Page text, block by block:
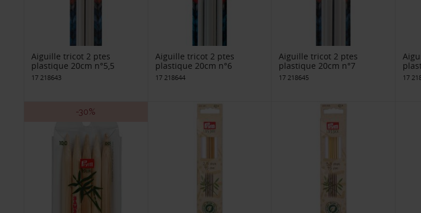
Aiguille tricot 2 ptes
plastique 20cm n°5,5
17 218643
Aiguille tricot 2 ptes
plastique 20cm n°6
17 218644
Aiguille tricot 2 ptes
plastique 20cm n°7
17 218645 17
-30%